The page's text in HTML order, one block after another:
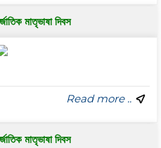
মাতৃভাষা দিবস
Read more ..
মাতৃভাষা দিবস